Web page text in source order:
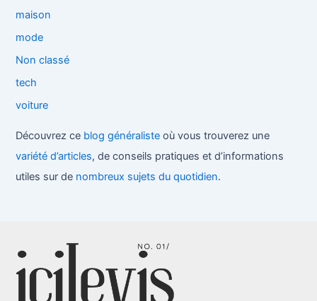
maison
mode
Non classé
tech
voiture
Découvrez ce blog généraliste où vous trouverez une
variété d’articles, de conseils pratiques et d’informations
utiles sur de nombreux sujets du quotidien.